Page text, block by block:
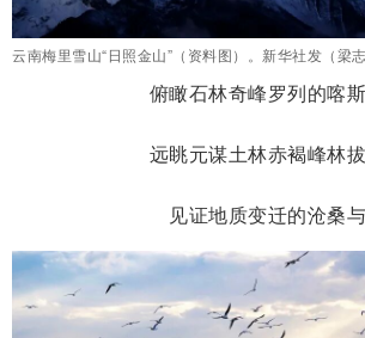
云南梅里雪山“日照金山”（资料图）。新华社发（梁志
俯瞰石林奇峰罗列的喀
远眺元谋土林赤褐峰林
见证地质变迁的沧桑